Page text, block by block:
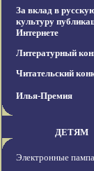
За вклад в
культуру
Интернете
Литературный
Читательский
Илья-Премия
ДЕТЯМ
Электронные